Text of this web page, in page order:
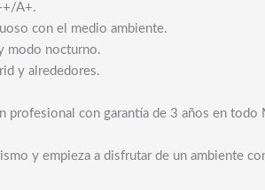
A+.
con el medio ambiente.
modo nocturno.
y alrededores.
con garantía de 3 años en todo
y empieza a disfrutar de un ambiente